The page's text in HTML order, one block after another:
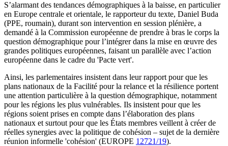
S’alarmant des tendances démographiques à la baisse, en particulier
en Europe centrale et orientale, le rapporteur du texte, Daniel Buda
(PPE, roumain), durant son intervention en session plénière, a
demandé à la Commission européenne de prendre à bras le corps la
question démographique pour l’intégrer dans la mise en œuvre des
grandes politiques européennes, faisant un parallèle avec l’action
européenne dans le cadre du 'Pacte vert'.
Ainsi, les parlementaires insistent dans leur rapport pour que les
plans nationaux de la Facilité pour la relance et la résilience portent
une attention particulière à la question démographique, notamment
pour les régions les plus vulnérables. Ils insistent pour que les
régions soient prises en compte dans l’élaboration des plans
nationaux et surtout pour que les États membres veillent à créer de
réelles synergies avec la politique de cohésion – sujet de la dernière
réunion informelle 'cohésion' (EUROPE 12721/19).